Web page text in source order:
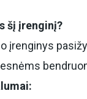
šį įrenginį?
įrenginys